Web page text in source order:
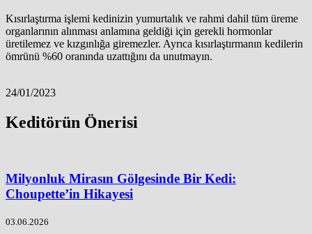
Kısırlaştırma işlemi kedinizin yumurtalık ve rahmi dahil tüm üreme
organlarının alınması anlamına geldiği için gerekli hormonlar
üretilemez ve kızgınlığa giremezler. Ayrıca kısırlaştırmanın kedilerin
ömrünü %60 oranında uzattığını da unutmayın.
24/01/2023
Keditörün Önerisi
Milyonluk Mirasın Gölgesinde Bir Kedi:
Choupette’in Hikayesi
03.06.2026